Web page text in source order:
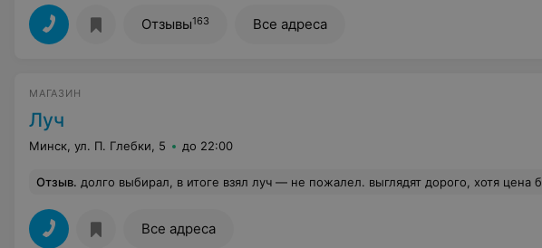
Отзывы163 Все адреса
МАГАЗИН
Луч
Минск, ул. П. Глебки, 5 до 22:00
Отзыв. долго выбирал, в итоге взял луч — не пожалел. выглядят дорого, хотя цена более чем адекватная. ходят точно, не сбиваются. ремешок удобный, не натирает
Все адреса